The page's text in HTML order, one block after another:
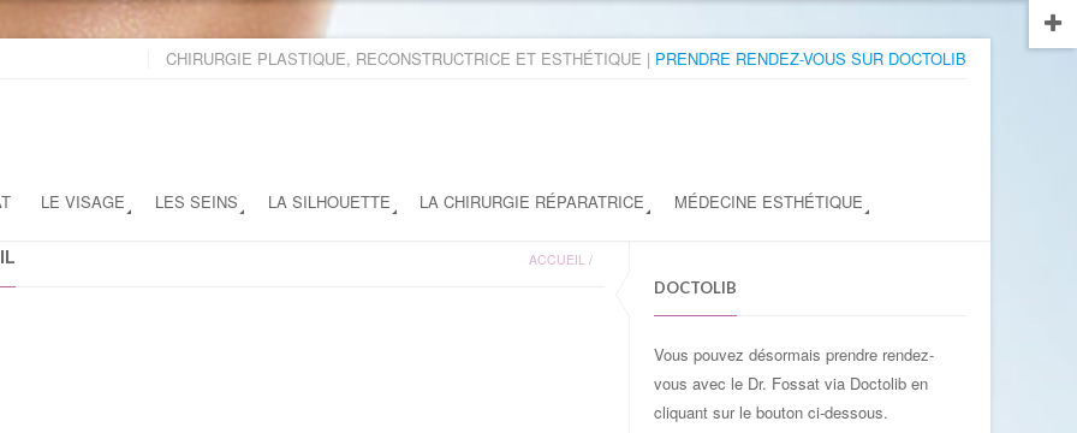
CHIRURGIE PLASTIQUE, RECONSTRUCTRICE ET ESTHÉTIQUE | PRENDRE RENDEZ-VOUS SUR DOCTOLIB
LE VISAGE LES SEINS LA SILHOUETTE LA CHIRURGIE RÉPARATRICE MÉDECINE ESTHÉTIQUE
DOCTOLIB
Vous pouvez désormais prendre rendez-
vous avec le Dr. Fossat via Doctolib en
cliquant sur le bouton ci-dessous.
ACCUEIL /